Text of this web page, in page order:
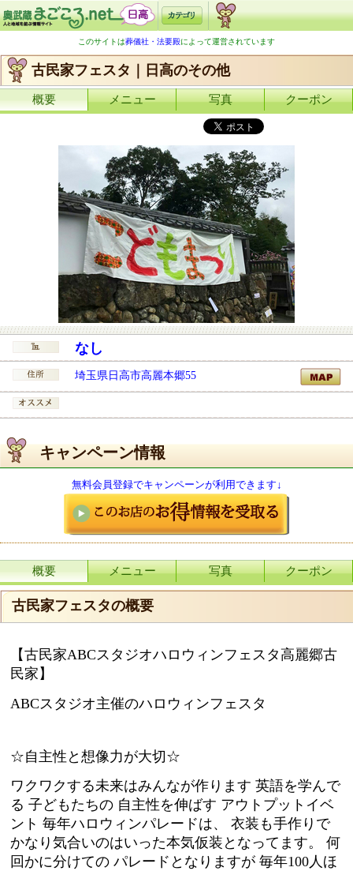
このサイトは葬儀社・法要殿によって運営されています
古民家フェスタ｜日高のその他
概要 メニュー 写真 クーポン
なし
埼玉県日高市高麗本郷55
キャンペーン情報
無料会員登録でキャンペーンが利用できます↓
概要 メニュー 写真 クーポン
古民家フェスタの概要
【古民家ABCスタジオハロウィンフェスタ高麗郷古
民家】
ABCスタジオ主催のハロウィンフェスタ
☆自主性と想像力が大切☆
ワクワクする未来はみんなが作ります 英語を学んで
る 子どもたちの 自主性を伸ばす アウトプットイベ
ント 毎年ハロウィンパレードは、 衣装も手作りで
かなり気合いのはいった本気仮装となってます。 何
回かに分けての パレードとなりますが 毎年100人ほ